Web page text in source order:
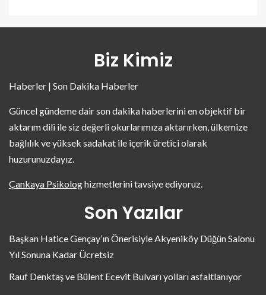
Biz Kimiz
Haberler | Son Dakika Haberler
Güncel gündeme dair son dakika haberlerini en objektif bir
aktarım dili ile siz değerli okurlarımıza aktarırken, ülkemize
bağlılık ve yüksek sadakat ile içerik üretici olarak
huzurunuzdayız.
Çankaya Psikologhizmetlerini tavsiye ediyoruz.
Son Yazılar
Başkan Hatice Gençay’ın Önerisiyle Akyeniköy Düğün Salonu
Yıl Sonuna Kadar Ücretsiz
Rauf Denktaş ve Bülent Ecevit Bulvarı yolları asfaltlanıyor